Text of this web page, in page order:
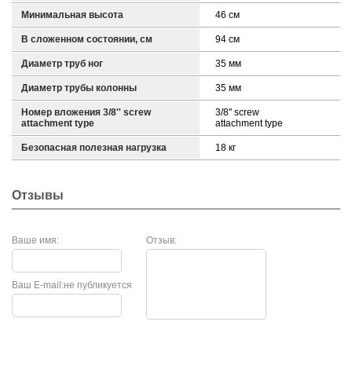
Минимальная высота 46 см
В сложенном состоянии, см 94 см
Диаметр труб ног 35 мм
Диаметр трубы колонны 35 мм
Номер вложения 3/8'' screw
attachment type
3/8'' screw
attachment type
Безопасная полезная нагрузка 18 кг
Отзывы
Ваше имя: Отзыв:
не публикуется
Ваш E-mail: